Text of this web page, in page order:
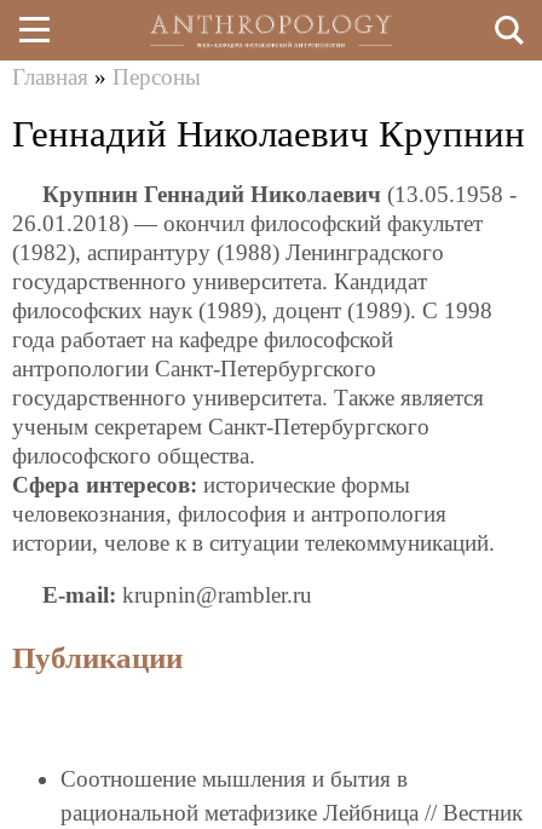
Перейти
к
содержанию
здесь
Главная » Персоны
Геннадий Николаевич Крупнин
Крупнин Геннадий Николаевич (13.05.1958 -
26.01.2018) — окончил философский факультет
(1982), аспирантуру (1988) Ленинградского
государственного университета. Кандидат
философских наук (1989), доцент (1989). С 1998
года работает на кафедре философской
антропологии Санкт-Петербургского
государственного университета. Также является
ученым секретарем Санкт-Петербургского
философского общества.
Сфера интересов: исторические формы
человекознания, философия и антропология
истории, челове к в ситуации телекоммуникаций.
E-mail: krupnin@rambler.ru
Публикации
Соотношение мышления и бытия в
рациональной метафизике Лейбница // Вестник